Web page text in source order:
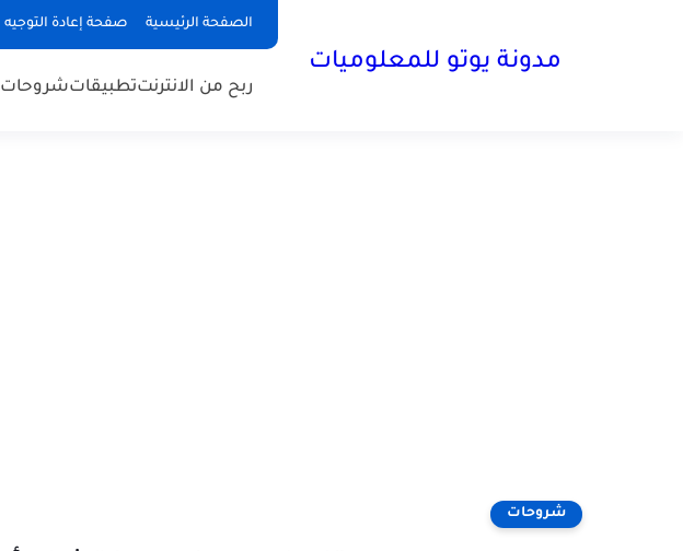
الصفحة الرئيسية صفحة إعادة التوجيه
مدونة يوتو للمعلوميات
ربح من الانترنتتطبيقاتشروحات
شروحات